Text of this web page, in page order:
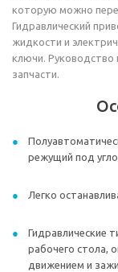
которую можно
Гидравлический
жидкости и
ключи. Руководство
запчасти.
режущий под
Легко
Гидравлические
рабочего стола,
движением и